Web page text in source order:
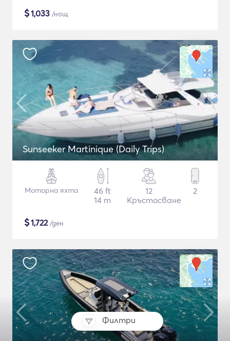
Филтри
$1,033 /нощ
Sunseeker Martinique (Daily Trips)
Моторна яхта
46 ft
14 m
12
Кръстосване
2
$1,722/ден